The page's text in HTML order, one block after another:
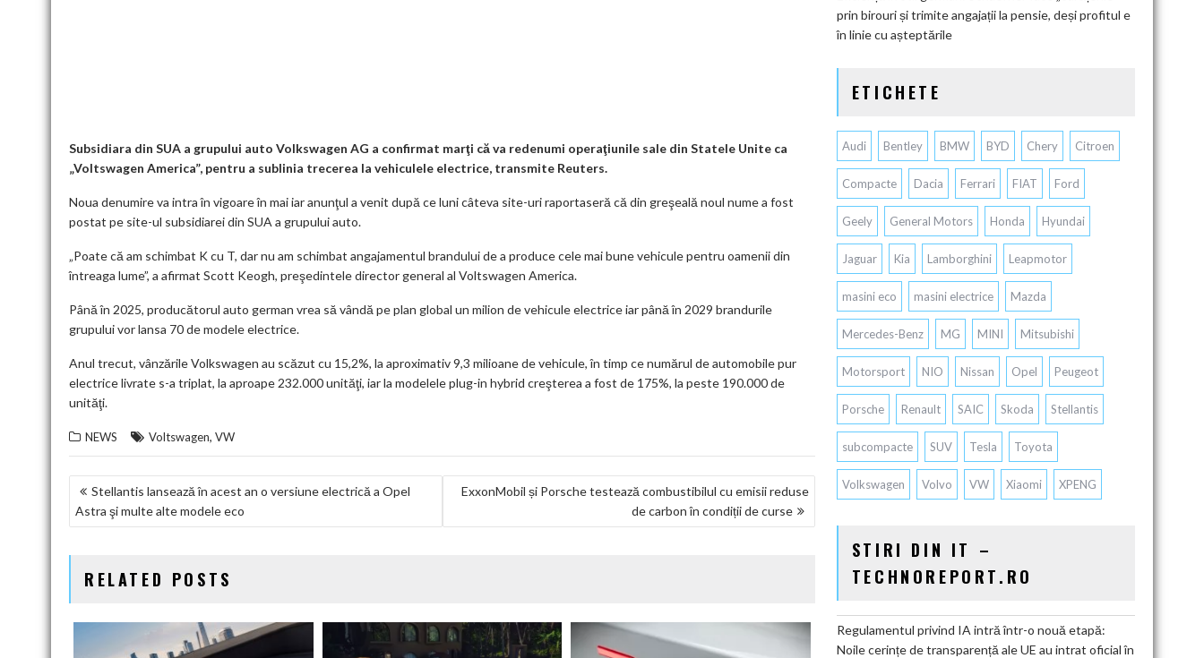
k
p
m
o
o
k
m
ar
ks
Subsidiara din SUA a grupului auto Volkswagen AG a confirmat marţi că va redenumi operaţiunile sale din Statele Unite ca
„Voltswagen America”, pentru a sublinia trecerea la vehiculele electrice, transmite Reuters.
Noua denumire va intra în vigoare în mai iar anunţul a venit după ce luni câteva site-uri raportaseră că din greşeală noul nume a fost
postat pe site-ul subsidiarei din SUA a grupului auto.
„Poate că am schimbat K cu T, dar nu am schimbat angajamentul brandului de a produce cele mai bune vehicule pentru oamenii din
întreaga lume”, a afirmat Scott Keogh, preşedintele director general al Voltswagen America.
Până în 2025, producătorul auto german vrea să vândă pe plan global un milion de vehicule electrice iar până în 2029 brandurile
grupului vor lansa 70 de modele electrice.
Anul trecut, vânzările Volkswagen au scăzut cu 15,2%, la aproximativ 9,3 milioane de vehicule, în timp ce numărul de automobile pur
electrice livrate s-a triplat, la aproape 232.000 unităţi, iar la modelele plug-in hybrid creşterea a fost de 175%, la peste 190.000 de
unităţi.
NEWS Voltswagen, VW
NAVIGARE
ÎN
Stellantis lansează în acest an o versiune electrică a Opel
Astra şi multe alte modele eco
ExxonMobil și Porsche testează combustibilul cu emisii reduse
de carbon în condiții de curse
RELATED POSTS
prin birouri și trimite angajații la pensie, deși profitul e
în linie cu așteptările
ETICHETE
Audi Bentley BMW BYD Chery Citroen
Compacte Dacia Ferrari FIAT Ford
Geely General Motors Honda Hyundai
Jaguar Kia Lamborghini Leapmotor
masini eco masini electrice Mazda
Mercedes-Benz MG MINI Mitsubishi
Motorsport NIO Nissan Opel Peugeot
Porsche Renault SAIC Skoda Stellantis
subcompacte SUV Tesla Toyota
Volkswagen Volvo VW Xiaomi XPENG
STIRI DIN IT –
TECHNOREPORT.RO
Regulamentul privind IA intră într-o nouă etapă:
Noile cerințe de transparență ale UE au intrat oficial în